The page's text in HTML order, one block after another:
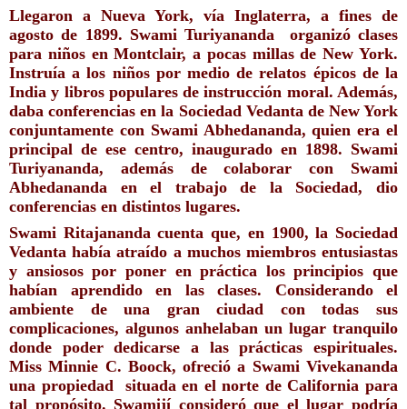
Llegaron a Nueva York, vía Inglaterra, a fines de
agosto de 1899. Swami Turiyananda  organizó clases
para niños en Montclair, a pocas millas de New York.
Instruía a los niños por medio de relatos épicos de la
India y libros populares de instrucción moral. Además,
daba conferencias en la Sociedad Vedanta de New York
conjuntamente con Swami Abhedananda, quien era el
principal de ese centro, inaugurado en 1898. Swami
Turiyananda, además de colaborar con Swami
Abhedananda en el trabajo de la Sociedad, dio
conferencias en distintos lugares.
Swami Ritajananda cuenta que, en 1900, la Sociedad
Vedanta había atraído a muchos miembros entusiastas
y ansiosos por poner en práctica los principios que
habían aprendido en las clases. Considerando el
ambiente de una gran ciudad con todas sus
complicaciones, algunos anhelaban un lugar tranquilo
donde poder dedicarse a las prácticas espirituales.
Miss Minnie C. Boock, ofreció a Swami Vivekananda
una propiedad  situada en el norte de California para
tal propósito. Swamijí consideró que el lugar podría